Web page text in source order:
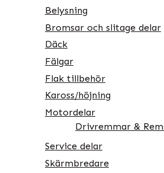
Belysning
Bromsar och slitage delar
Däck
Fälgar
Flak tillbehör
Kaross/höjning
Motordelar
Drivremmar &
Service delar
Skärmbredare